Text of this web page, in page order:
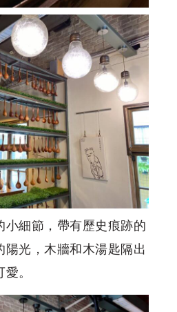
小細節，帶有歷史痕跡的
陽光，木牆和木湯匙隔出
。